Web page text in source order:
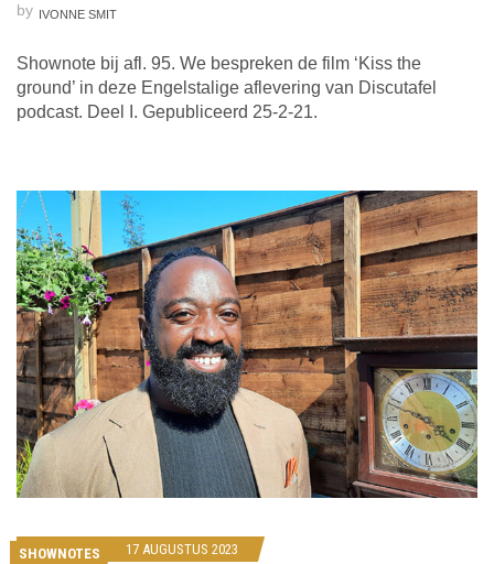
by IVONNE SMIT
Shownote bij afl. 95. We bespreken de film ‘Kiss the
ground’ in deze Engelstalige aflevering van Discutafel
podcast. Deel I. Gepubliceerd 25-2-21.
SHOWNOTES 17 AUGUSTUS 2023